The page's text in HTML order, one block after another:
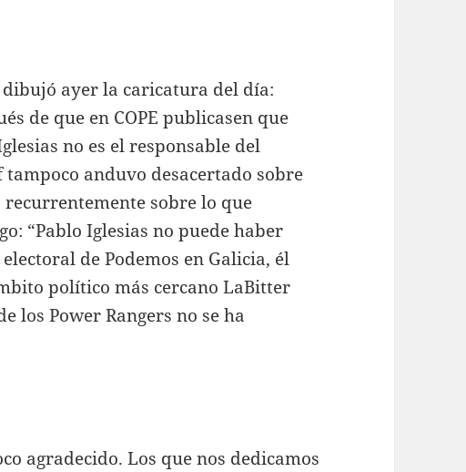
ayer la caricatura del día:
de que en COPE publicasen que
no es el responsable del
anduvo desacertado sobre
sobre lo que
“Pablo Iglesias no puede haber
de Podemos en Galicia, él
político más cercano LaBitter
los Power Rangers no se ha
agradecido. Los que nos dedicamos